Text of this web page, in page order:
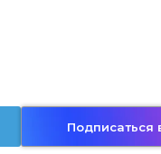
Подписаться